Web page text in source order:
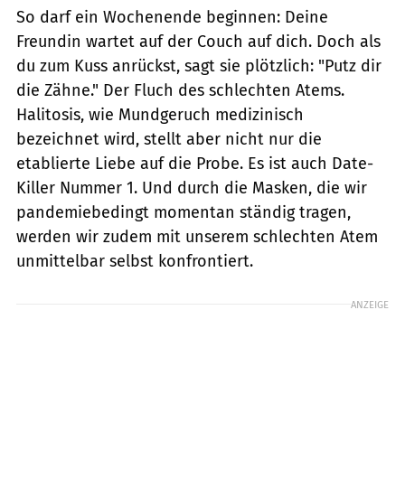
So darf ein Wochenende beginnen: Deine
Freundin wartet auf der Couch auf dich. Doch als
du zum Kuss anrückst, sagt sie plötzlich: "Putz dir
die Zähne." Der Fluch des schlechten Atems.
Halitosis, wie Mundgeruch medizinisch
bezeichnet wird, stellt aber nicht nur die
etablierte Liebe auf die Probe. Es ist auch Date-
Killer Nummer 1. Und durch die Masken, die wir
pandemiebedingt momentan ständig tragen,
werden wir zudem mit unserem schlechten Atem
unmittelbar selbst konfrontiert.
ANZEIGE